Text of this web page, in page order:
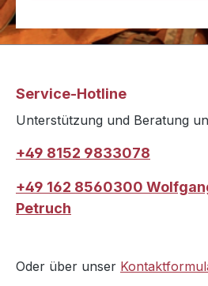
Service-Hotline
Unterstützung und Beratung
+49 8152 9833078
+49 162 8560300
Petruch
Oder über unser